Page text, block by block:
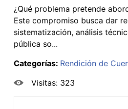
¿Qué problema pretende
Este compromiso busca dar
sistematización, análisis
pública so...
Categorías: Rendición de
Visitas: 323